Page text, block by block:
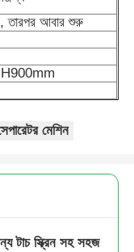
তারপর আবার শুরু
মেশিন
টাচ স্ক্রিন সহ সহজ